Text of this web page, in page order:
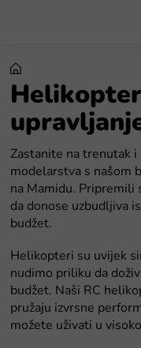
Zastanite na trenutak
modelarstva s našom
na Mamidu. Pripremili
da donose uzbudljiva
budžet.
Helikopteri su uvijek
nudimo priliku da
budžet. Naši RC
pružaju izvrsne
možete uživati u